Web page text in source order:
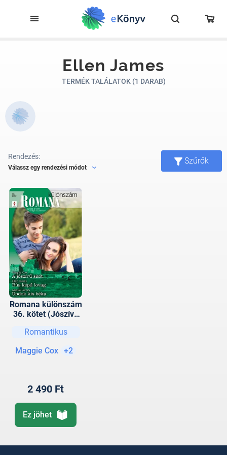
Ellen James
TERMÉK TALÁLATOK (1 DARAB)
Rendezés:
Válassz egy rendezési módot
Szűrők
Romana különszám
36. kötet (Jószívű
lovag, Undok kis
Romantikus
Maggie Cox +2
2 490 Ft
Ez jöhet